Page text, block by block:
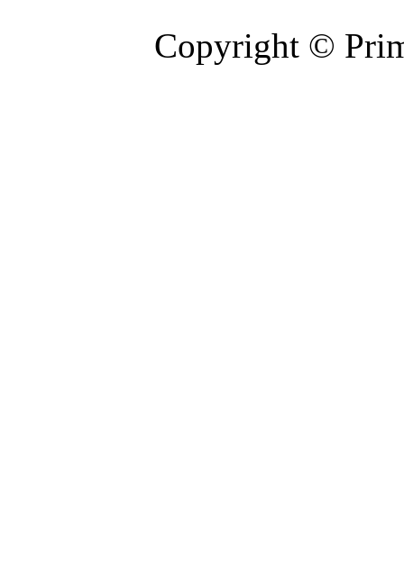
Copyright ©